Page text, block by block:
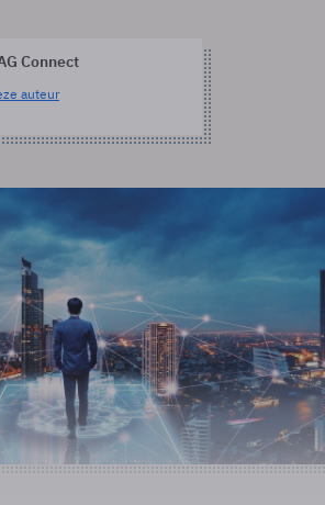
Connect
auteur